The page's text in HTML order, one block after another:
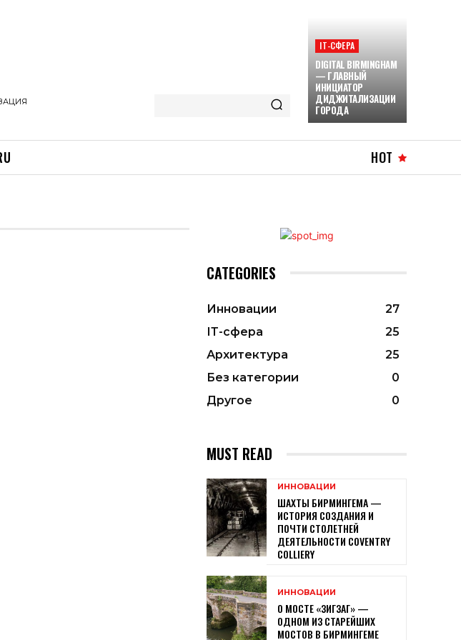
ІТ-СФЕРА
DIGITAL BIRMINGHAM
— ГЛАВНЫЙ
ИНИЦИАТОР
ДИДЖИТАЛИЗАЦИИ
ГОРОДА
HOT
CATEGORIES
Инновации
27
ІТ-сфера
25
Архитектура
25
Без категории
0
Другое
0
MUST READ
ИННОВАЦИИ
ШАХТЫ БИРМИНГЕМА —
ИСТОРИЯ СОЗДАНИЯ И
ПОЧТИ СТОЛЕТНЕЙ
ДЕЯТЕЛЬНОСТИ COVENTRY
COLLIERY
ИННОВАЦИИ
О МОСТЕ «ЗИГЗАГ» —
ОДНОМ ИЗ СТАРЕЙШИХ
МОСТОВ В БИРМИНГЕМЕ